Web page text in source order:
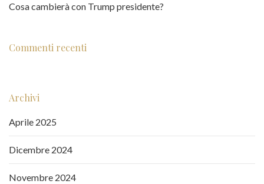
Cosa cambierà con Trump presidente?
Commenti recenti
Archivi
Aprile 2025
Dicembre 2024
Novembre 2024